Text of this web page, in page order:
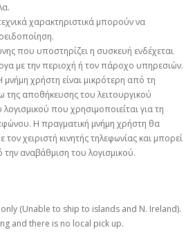
χαρακτηριστικά μπορούν να
που υποστηρίζει η συσκευή ενδέχεται
με την περιοχή ή τον πάροχο υπηρεσιών.
μνήμη χρήστη είναι μικρότερη από τη
της αποθήκευσης του λειτουργικού
που χρησιμοποιείται για τη
Η πραγματική μνήμη χρήστη θα
τον χειριστή κινητής τηλεφωνίας και μπορεί
την αναβάθμιση του λογισμικού.
(Unable to ship to islands and N. Ireland).
and there is no local pick up.